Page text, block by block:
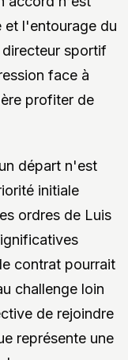
et l'entourage du
sportif
face à
profiter de
départ n'est
initiale
ordres de Luis
contrat pourrait
challenge loin
de rejoindre
représente une